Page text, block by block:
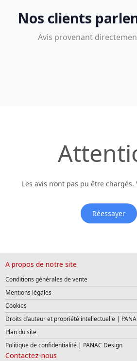
Nos clients
Avis provenant
Les avis n’ont pas pu être chargés.
Réessayer
A propos de notre site
Conditions générales de vente
Mentions légales
Cookies
Droits d’auteur et propriété intellectuelle |
Plan du site
Politique de confidentialité | PANAC Design
Contactez-nous